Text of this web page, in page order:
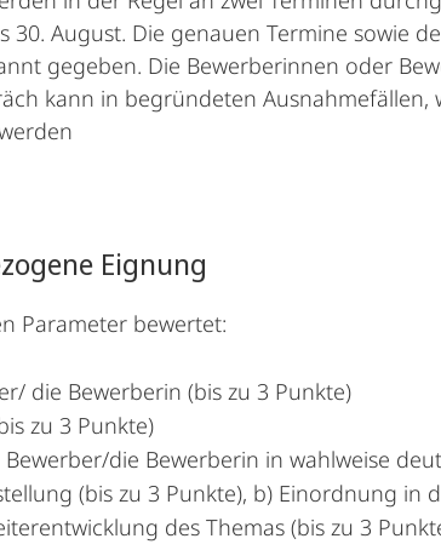
August. Die genauen Termine sowie
gegeben. Die Bewerberinnen oder
kann in begründeten Ausnahmefällen,
Eignung
Parameter bewertet:
die Bewerberin (bis zu 3 Punkte)
zu 3 Punkte)
die Bewerberin in wahlweise
(bis zu 3 Punkte), b) Einordnung in
des Themas (bis zu 3